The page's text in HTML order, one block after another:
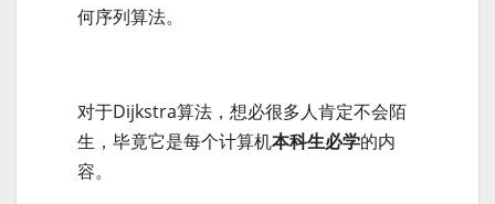
何序列算法。
对于Dijkstra算法，想必很多人肯定不会陌
生，毕竟它是每个计算机本科生必学的内
容。